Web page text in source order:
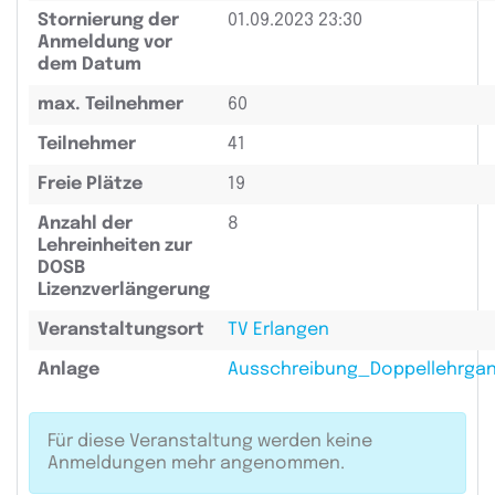
Stornierung der
Anmeldung vor
dem Datum
01.09.2023 23:30
max. Teilnehmer 60
Teilnehmer 41
Freie Plätze 19
Anzahl der
Lehreinheiten zur
DOSB
Lizenzverlängerung
8
Veranstaltungsort TV Erlangen
Anlage
Für diese Veranstaltung werden keine
Anmeldungen mehr angenommen.